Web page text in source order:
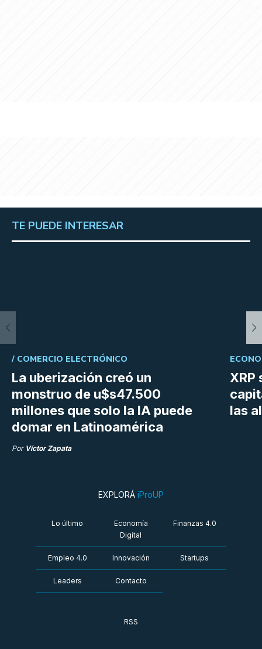
TE PUEDE INTERESAR
La uberización creó un
monstruo de u$s47.500
millones que solo la IA puede
domar en Latinoamérica
/ COMERCIO ELECTRÓNICO
Por Víctor Zapata
XRP
las
EXPLORÁ iProUP
Lo último
Economía
Digital
Finanzas 4.0
Empleo 4.0 Innovación Startups
Leaders Contacto
RSS